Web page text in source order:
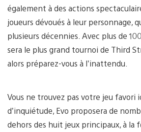
également à des actions
joueurs dévoués à leur personnage,
plusieurs décennies. Avec plus de
sera le plus grand tournoi de Third
alors préparez-vous à l’inattendu.
Vous ne trouvez pas votre jeu favori
d’inquiétude, Evo proposera de
dehors des huit jeux principaux, à la